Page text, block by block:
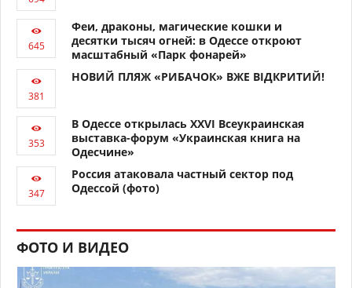
Феи, драконы, магические кошки и
десятки тысяч огней: в Одессе откроют
масштабный «Парк фонарей»
НОВИЙ ПЛЯЖ «РИБАЧОК» ВЖЕ ВІДКРИТИЙ!
В Одессе открылась XXVI Всеукраинская
выставка-форум «Украинская книга на
Одесчине»
Россия атаковала частный сектор под
Одессой (фото)
ФОТО И ВИДЕО